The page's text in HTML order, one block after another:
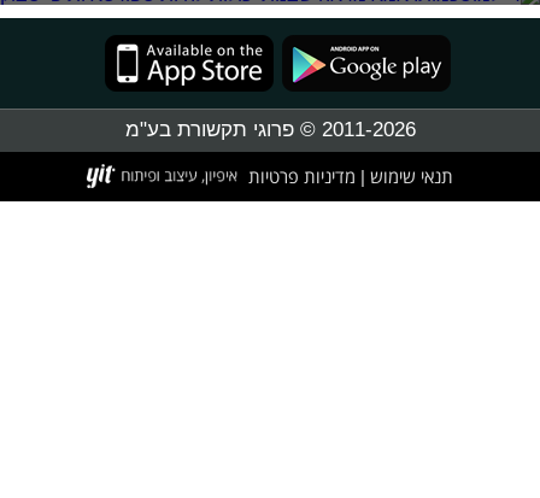
2011-2026 © פרוגי תקשורת בע"מ
תנאי שימוש מדיניות פרטיות